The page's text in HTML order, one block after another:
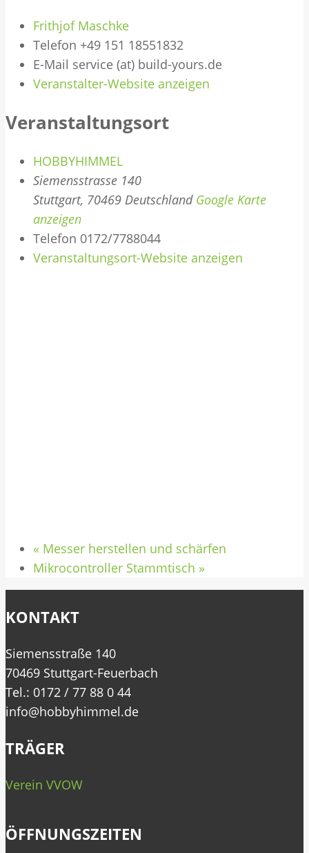
Frithjof Maschke
Telefon +49 151 18551832
E-Mail service (at) build-yours.de
Veranstalter-Website anzeigen
Veranstaltungsort
HOBBYHIMMEL
Siemensstrasse 140
Stuttgart, 70469 Deutschland Google Karte
anzeigen
Telefon 0172/7788044
Veranstaltungsort-Website anzeigen
« Messer herstellen und schärfen
Mikrocontroller Stammtisch »
KONTAKT
Siemensstraße 140
70469 Stuttgart-Feuerbach
Tel.: 0172 / 77 88 0 44
info@hobbyhimmel.de
TRÄGER
Verein VVOW
ÖFFNUNGSZEITEN